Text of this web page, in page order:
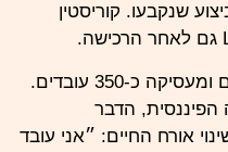
שנקבעו. קוריסטין
כיום החברה מפעילה שני מפעלים ומעסיקה כ-350 עובדים.
הפיננסית, הדבר
אורח החיים: ״אני עובד